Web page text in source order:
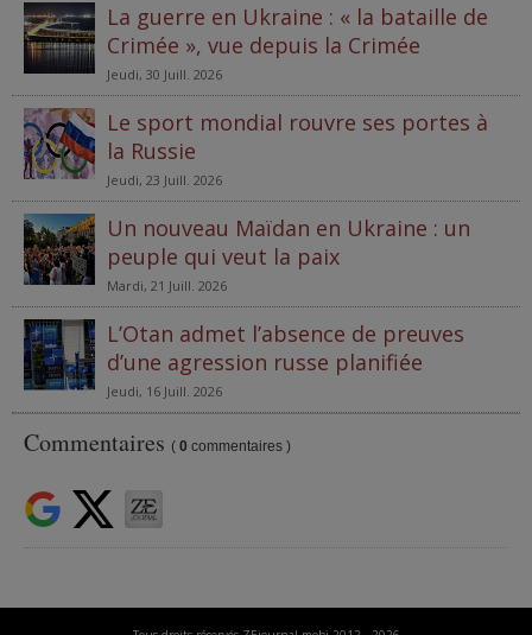
La guerre en Ukraine : « la bataille de
Crimée », vue depuis la Crimée
Jeudi, 30 Juill. 2026
Le sport mondial rouvre ses portes à
la Russie
Jeudi, 23 Juill. 2026
Un nouveau Maïdan en Ukraine : un
peuple qui veut la paix
Mardi, 21 Juill. 2026
L’Otan admet l’absence de preuves
d’une agression russe planifiée
Jeudi, 16 Juill. 2026
Commentaires ( 0 commentaires )